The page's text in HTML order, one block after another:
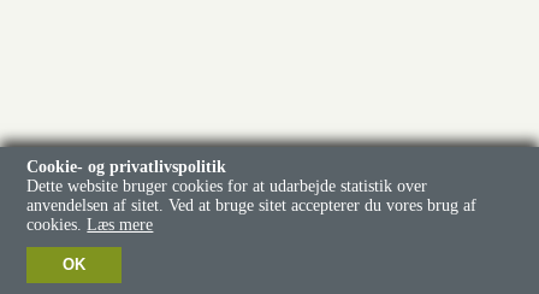
Cookie- og privatlivspolitik
Dette website bruger cookies for at udarbejde statistik over
anvendelsen af sitet. Ved at bruge sitet accepterer du vores brug af
cookies. Læs mere